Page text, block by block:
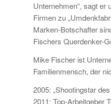
Unternehmen“, sagt
Firmen zu
Marken-Botschafter
Fischers Querdenker-
Mike Fischer ist
Familienmensch, der
2005: „Shootingstar
2011: Top-Arbeitgeber